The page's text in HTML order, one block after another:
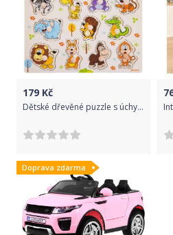
179 Kč
Dětské dřevěné puzzle s úchyty Akuku zvířátka, Dle obrázku
Doprava zdarma